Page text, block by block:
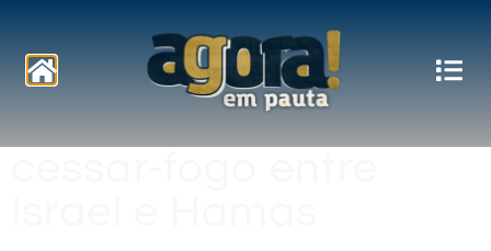
Avançam as
negociações para um